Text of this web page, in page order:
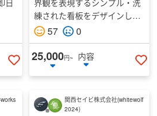
日
いいねする
界観を表現するシンプル・洗
練された看板をデザインしま
す 57 0
25,000円~
内容
い
関西セイビ株式会社(whitewolf
2024)